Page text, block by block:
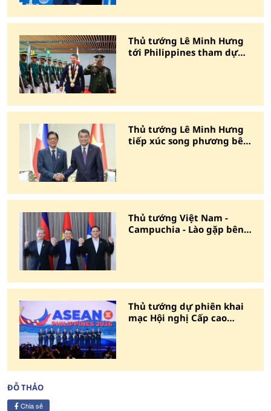
Thủ tướng Lê Minh Hưng
tới Philippines tham dự
Thủ tướng Lê Minh Hưng
tiếp xúc song phương bên
Thủ tướng Việt Nam -
Campuchia - Lào gặp bên
Thủ tướng dự phiên khai
mạc Hội nghị Cấp cao
ĐỖ THẢO
Chia sẻ